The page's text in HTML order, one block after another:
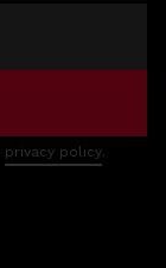
privacy policy.